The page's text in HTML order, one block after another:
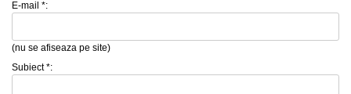
E-mail *:
(nu se afiseaza pe site)
Subiect *: